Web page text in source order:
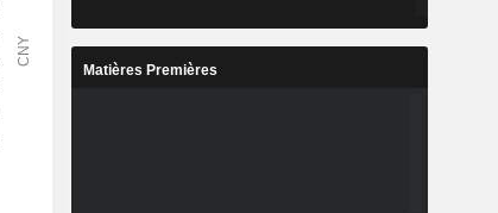
Matières Premières